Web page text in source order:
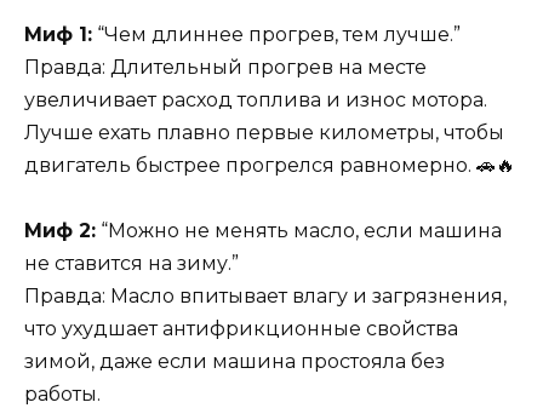
Миф 1: “Чем длиннее прогрев, тем лучше.”
Правда: Длительный прогрев на месте
увеличивает расход топлива и износ мотора.
Лучше ехать плавно первые километры, чтобы
двигатель быстрее прогрелся равномерно. 🚗🔥
Миф 2: “Можно не менять масло, если машина
не ставится на зиму.”
Правда: Масло впитывает влагу и загрязнения,
что ухудшает антифрикционные свойства
зимой, даже если машина простояла без
работы.